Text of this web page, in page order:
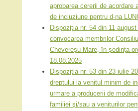
aprobarea cererii de acordare
de incluziune pentru d-na
Dispoziția nr. 54 din 11
convocarea membrilor
Chevereșu Mare, în ședința
18.08.2025
Dispoziția nr. 53 din 23 iulie
dreptului la venitul minim de
urmare a producerii de
familiei şi/sau a veniturilor